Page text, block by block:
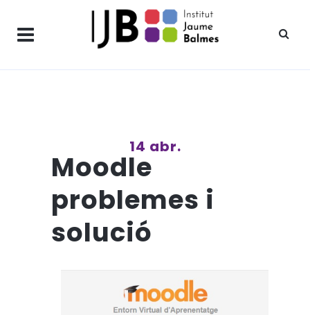
14 abr.
Moodle
problemes i
solució